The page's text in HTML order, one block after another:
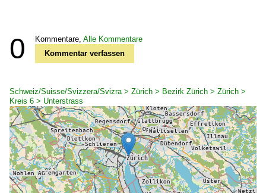
0 Kommentare, Alle Kommentare
Kommentar verfassen
Schweiz/Suisse/Svizzera/Svizra > Zürich > Bezirk Zürich > Zürich >
Kreis 6 > Unterstrass